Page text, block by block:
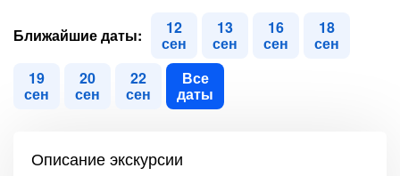
Ближайшие даты: 12
сен
13
сен
16
сен
18
сен
19
сен
20
сен
22
сен
Все
даты
Описание экскурсии